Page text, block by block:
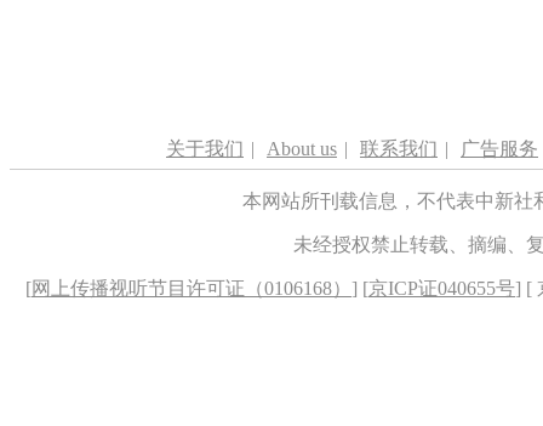
关于我们 | About us | 联系我们 | 广告服务
本网站所刊载信息，不代表中新
未经授权禁止转载、摘编、
[网上传播视听节目许可证（0106168） ] [京ICP证040655号] [